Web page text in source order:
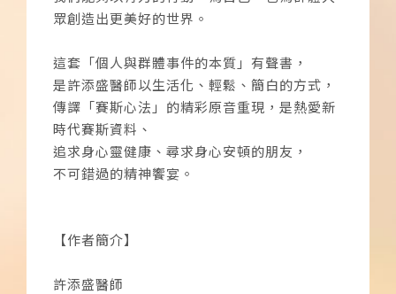
眾創造出更美好的世界。
這套「個人與群體事件的本質」有聲書，
是許添盛醫師以生活化、輕鬆、簡白的方式，
傳譯「賽斯心法」的精彩原音重現，是熱愛新
時代賽斯資料、
追求身心靈健康、尋求身心安頓的朋友，
不可錯過的精神饗宴。
【作者簡介】
許添盛醫師